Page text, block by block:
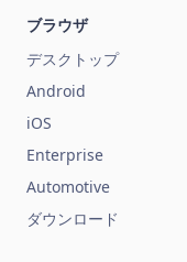
ブラウザ
デスクトップ
Android
iOS
Enterprise
Automotive
ダウンロード